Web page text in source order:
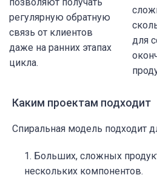
регулярную обратную
связь от клиентов
даже на ранних этапах
цикла.
для
Каким проектам подходит
Спиральная модель подходит
Больших, сложных
нескольких компонентов.